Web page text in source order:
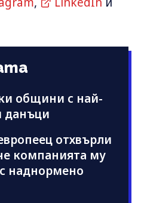
общини с най-
данъци
отхвърли
компанията му
наднормено